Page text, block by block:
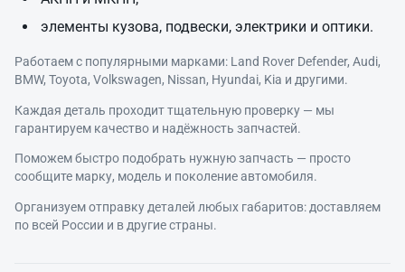
элементы кузова, подвески, электрики и оптики.
Работаем с популярными марками: Land Rover Defender, Audi,
BMW, Toyota, Volkswagen, Nissan, Hyundai, Kia и другими.
Каждая деталь проходит тщательную проверку — мы
гарантируем качество и надёжность запчастей.
Поможем быстро подобрать нужную запчасть — просто
сообщите марку, модель и поколение автомобиля.
Организуем отправку деталей любых габаритов: доставляем
по всей России и в другие страны.